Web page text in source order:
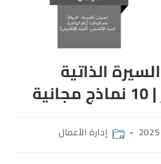
الذاتية
إدارة الأعمال